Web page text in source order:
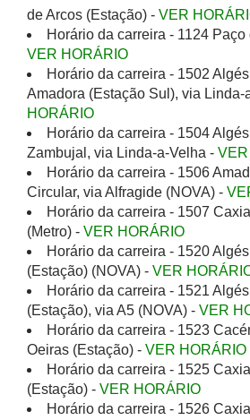
de Arcos (Estação) - VER
Horário da carreira - 1124
VER HORÁRIO
Horário da carreira - 1502
Amadora (Estação Sul), via Linda-
HORÁRIO
Horário da carreira - 1504
Zambujal, via Linda-a-Velha -
Horário da carreira - 1506
Circular, via Alfragide (NOVA) -
Horário da carreira - 1507
(Metro) - VER HORÁRIO
Horário da carreira - 1520
(Estação) (NOVA) - VER
Horário da carreira - 1521
(Estação), via A5 (NOVA) - VER
Horário da carreira - 1523
Oeiras (Estação) - VER HORÁRIO
Horário da carreira - 1525
(Estação) - VER HORÁRIO
Horário da carreira - 1526